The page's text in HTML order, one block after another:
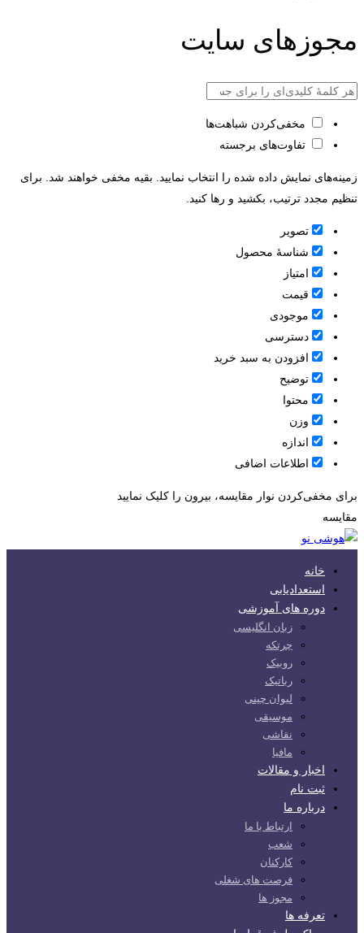
مجوزهای سایت
مخفی‌کردن شباهت‌ها
تفاوت‌های برجسته
زمینه‌های نمایش داده شده را انتخاب نمایید. بقیه مخفی خواهند شد. برای
تنظیم مجدد ترتیب، بکشید و رها کنید.
تصویر
شناسۀ محصول
امتیاز
قيمت
موجودی
دسترسی
افزودن به سبد خرید
توضیح
محتوا
وزن
اندازه
اطلاعات اضافی
برای مخفی‌کردن نوار مقایسه، بیرون را کلیک نمایید
مقایسه
خانه
استعدادیابی
دوره های آموزشی
زبان انگلیسی
چرتکه
روبیک
رباتیک
لیوان چینی
موسیقی
نقاشی
مافیا
اخبار و مقالات
ثبت نام
درباره ما
ارتباط با ما
شعب
کارکنان
فرصت های شغلی
مجوز ها
تعرفه ها